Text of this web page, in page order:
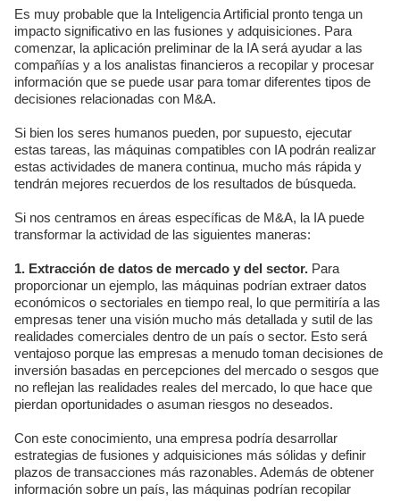
Es muy probable que la Inteligencia Artificial pronto tenga un
impacto significativo en las fusiones y adquisiciones. Para
comenzar, la aplicación preliminar de la IA será ayudar a las
compañías y a los analistas financieros a recopilar y procesar
información que se puede usar para tomar diferentes tipos de
decisiones relacionadas con M&A.
Si bien los seres humanos pueden, por supuesto, ejecutar
estas tareas, las máquinas compatibles con IA podrán realizar
estas actividades de manera continua, mucho más rápida y
tendrán mejores recuerdos de los resultados de búsqueda.
Si nos centramos en áreas específicas de M&A, la IA puede
transformar la actividad de las siguientes maneras:
1. Extracción de datos de mercado y del sector. Para
proporcionar un ejemplo, las máquinas podrían extraer datos
económicos o sectoriales en tiempo real, lo que permitiría a las
empresas tener una visión mucho más detallada y sutil de las
realidades comerciales dentro de un país o sector. Esto será
ventajoso porque las empresas a menudo toman decisiones de
inversión basadas en percepciones del mercado o sesgos que
no reflejan las realidades reales del mercado, lo que hace que
pierdan oportunidades o asuman riesgos no deseados.
Con este conocimiento, una empresa podría desarrollar
estrategias de fusiones y adquisiciones más sólidas y definir
plazos de transacciones más razonables. Además de obtener
información sobre un país, las máquinas podrían recopilar